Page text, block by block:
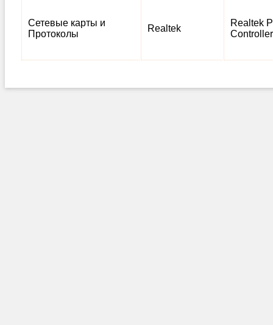
Сетевые карты и
Протоколы
Realtek
Realtek
Controller